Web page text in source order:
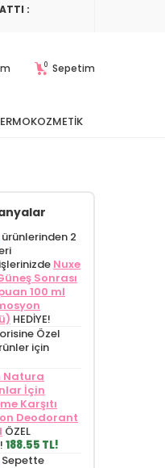
:
0 Sepetim
ürünlerinden 2
Nuxe
Sonrası
100 ml
HEDİYE!
Özel
için
Natura
İçin
Karşıtı
Deodorant
ÖZEL
188.55 TL!
Sepette